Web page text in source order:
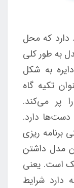
که محل
به طور کلی
به شکل
تکیه گاه
پر می‌کند.
دارد.
برنامه ریزی
مدل داشتن
است. یعنی
دارد شرایط